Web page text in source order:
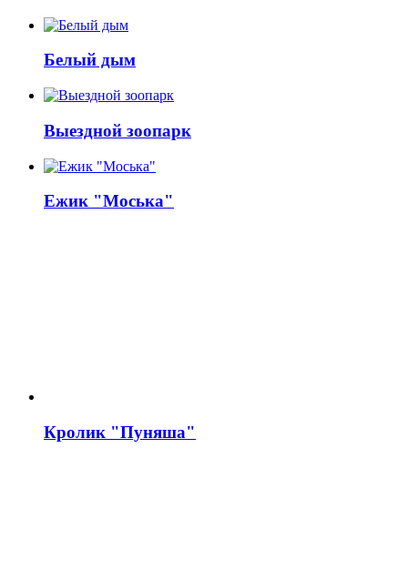
Белый дым
Выездной зоопарк
Ежик "Моська"
Кролик "Пуняша"